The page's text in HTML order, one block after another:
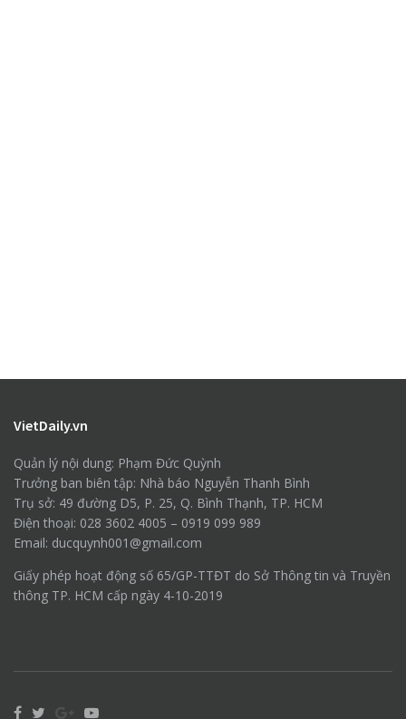
VietDaily.vn
Quản lý nội dung: Phạm Đức Quỳnh
Trưởng ban biên tập: Nhà báo Nguyễn Thanh Bình
Trụ sở: 49 đường D5, P. 25, Q. Bình Thạnh, TP. HCM
Điện thoại: 028 3602 4005 – 0919 099 989
Email: ducquynh001@gmail.com
Giấy phép hoạt động số 65/GP-TTĐT do Sở Thông tin và Truyền
thông TP. HCM cấp ngày 4-10-2019